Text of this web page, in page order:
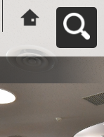
ンター さポット
へ戻る